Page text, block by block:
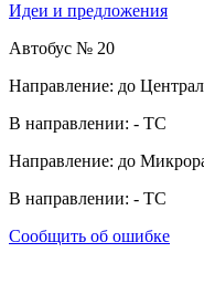
Идеи и предложения
Автобус № 20
Направление: до
В направлении: - ТС
Направление: до
В направлении: - ТС
Сообщить об ошибке